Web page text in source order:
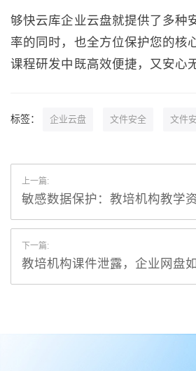
够快云库企业云盘就提供了多种
率的同时，也全方位保护您的核
课程研发中既高效便捷，又安心
标签： 企业云盘 文件安全 文件
上一篇:
敏感数据保护：教培机构教学
下一篇:
教培机构课件泄露，企业网盘如